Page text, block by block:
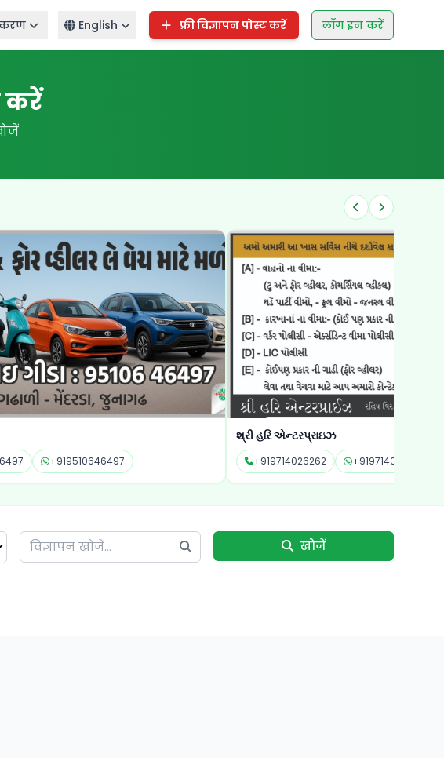
English फ्री विज्ञापन पोस्ट करें लॉग इन करें
करें
+919714026262 +919714026262
खोजें